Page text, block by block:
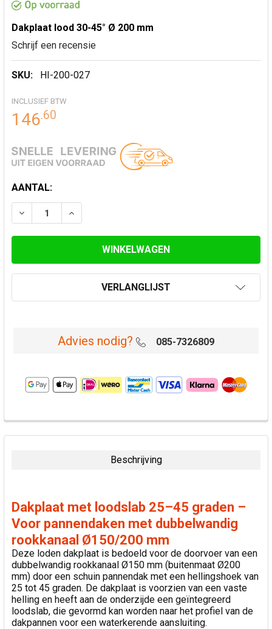
Dakplaat lood 30-45° Ø 200 mm
Schrijf een recensie
SKU: HI-200-027
INCLUSIEF BTW
146.60
HUIDIGE
VOORRAAD:
AANTAL:
VERLAAG AANTAL VAN DAKPLAAT LOOD 30-45° Ø 200
VERHOOG AANTAL VAN DAKPLAAT LOOD
VERLANGLIJST
Advies nodig? 085-7326809
VAAK
SAMEN
VOEG
GESELECTEERDE
TOE AAN
WINKELWAGEN
Beschrijving
Dakplaat met loodslab 25–45 graden –
Voor pannendaken met dubbelwandig
rookkanaal Ø150/200 mm
Deze loden dakplaat is bedoeld voor de doorvoer van een
dubbelwandig rookkanaal Ø150 mm (buitenmaat Ø200
mm) door een schuin pannendak met een hellingshoek van
25 tot 45 graden. De dakplaat is voorzien van een vaste
helling en heeft aan de onderzijde een geïntegreerd
loodslab, die gevormd kan worden naar het profiel van de
dakpannen voor een waterkerende aansluiting.